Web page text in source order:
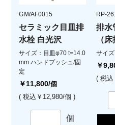
GIWAF0015
セラミック目皿排
水栓 白光沢
サイズ：目皿φ70 t=14.0
mm ハンドプッシュ/固
定
￥11,800/個
( 税込￥12,980/個 )
個
RP-
排水
（
サイ
￥
( 税込